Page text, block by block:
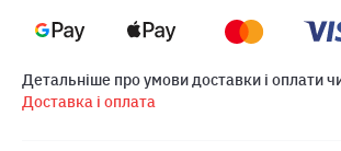
Детальніше про умови доставки і оплати
Доставка і оплата